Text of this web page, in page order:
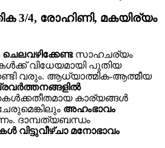
3/4, രോഹിണി, മകയിര്യം
സാഹചര്യം
വിധേയമായി പുതിയ
വരും. ആധ്യാത്മിക-ആത്മീയ
കാര്യങ്ങൾ
അഹംഭാവം
ദാമ്പത്യബന്ധം
വിട്ടുവീഴ്ചാ മനോഭാവം